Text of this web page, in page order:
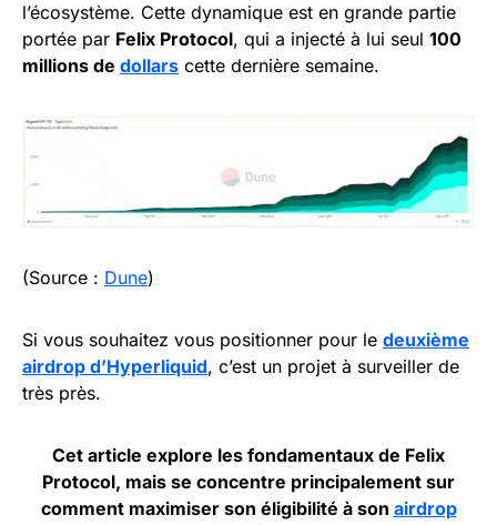
l’écosystème. Cette dynamique est en grande partie
portée par Felix Protocol, qui a injecté à lui seul 100
millions de dollars cette dernière semaine.
(Source : Dune)
Si vous souhaitez vous positionner pour le deuxième
airdrop d’Hyperliquid, c’est un projet à surveiller de
très près.
Cet article explore les fondamentaux de Felix
Protocol, mais se concentre principalement sur
comment maximiser son éligibilité à son airdrop